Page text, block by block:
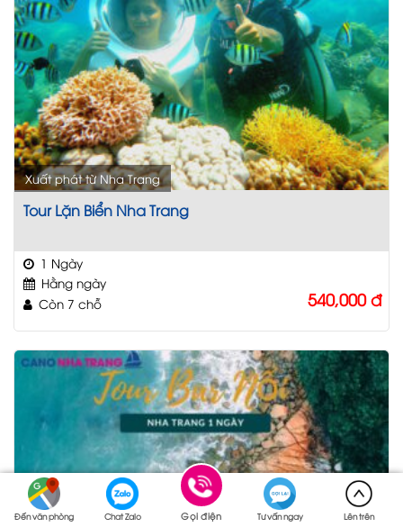
Tour Lặn Biển Nha Trang
Xuất phát từ Nha Trang
1 Ngày
Hằng ngày
Còn 7 chỗ
540,000đ
Đến văn phòng Chat Zalo Gọi điện Tư vấn ngay Lên trên